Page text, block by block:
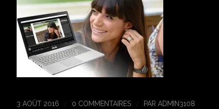
3 AOÛT 2016 / 0 COMMENTAIRES / PAR ADMIN3108